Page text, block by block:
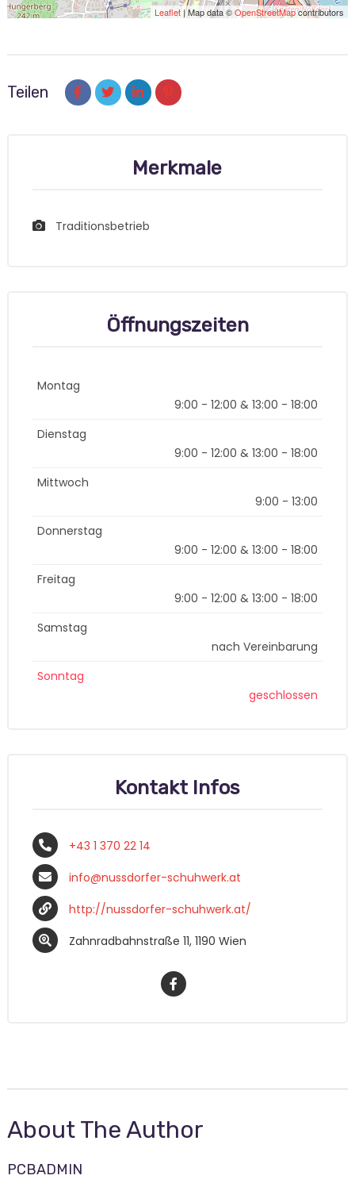
Leaflet| Map data ©OpenStreetMapcontributors
Teilen
Merkmale
Traditionsbetrieb
Öffnungszeiten
Montag
9:00 - 12:00 & 13:00 - 18:00
Dienstag
9:00 - 12:00 & 13:00 - 18:00
Mittwoch
9:00 - 13:00
Donnerstag
9:00 - 12:00 & 13:00 - 18:00
Freitag
9:00 - 12:00 & 13:00 - 18:00
Samstag
nach Vereinbarung
Sonntag
geschlossen
Kontakt Infos
+43 1 370 22 14
info@nussdorfer-schuhwerk.at
http://nussdorfer-schuhwerk.at/
Zahnradbahnstraße 11, 1190 Wien
About The Author
PCBADMIN